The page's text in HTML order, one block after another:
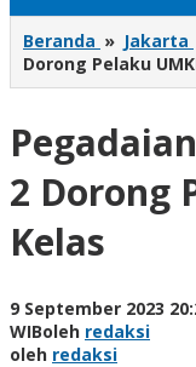
Beranda » Jakarta
Dorong Pelaku
2 Dorong
Kelas
9 September 2023
WIBoleh redaksi
oleh redaksi